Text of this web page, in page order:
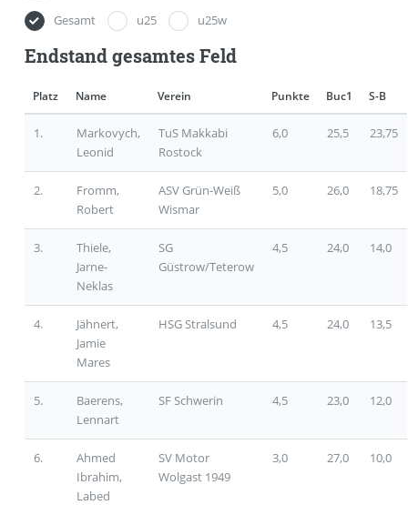
Gesamt
u25 u25w
Endstand gesamtes Feld
Platz Name Verein Punkte Buc1 S-B
1.
Markovych,
Leonid
TuS Makkabi
Rostock
6,0 25,5 23,75
2.
Fromm,
Robert
ASV Grün-Weiß
Wismar
5,0 26,0 18,75
3.
Thiele,
Jarne-
Neklas
SG
Güstrow/Teterow
4,5 24,0 14,0
4.
Jähnert,
Jamie
Mares
HSG Stralsund 4,5 24,0 13,5
5.
Baerens,
Lennart
SF Schwerin 4,5 23,0 12,0
6.
Ahmed
Ibrahim,
Labed
SV Motor
Wolgast 1949
3,0 27,0 10,0